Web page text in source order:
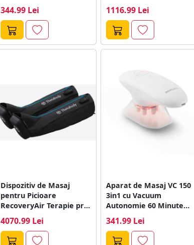
344.99 Lei 1116.99 Lei
Dispozitiv de Masaj
pentru Picioare
RecoveryAir Terapie prin
Negru
4070.99 Lei
Aparat de Masaj VC 150
3in1 cu Vacuum
Autonomie 60 Minute
341.99 Lei